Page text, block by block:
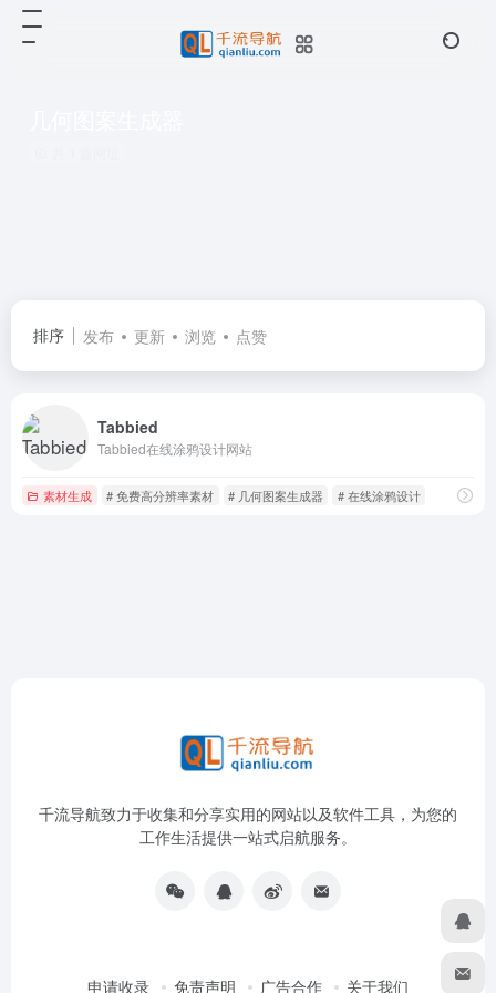
排序 发布 更新 浏览 点赞
Tabbied
Tabbied在线涂鸦设计网站
素材生成 # 免费高分辨率素材 # 几何图案生成器 # 在线涂鸦设计
千流导航致力于收集和分享实用的网站以及软件工具，为您的
工作生活提供一站式启航服务。
申请收录 免责声明 广告合作 关于我们